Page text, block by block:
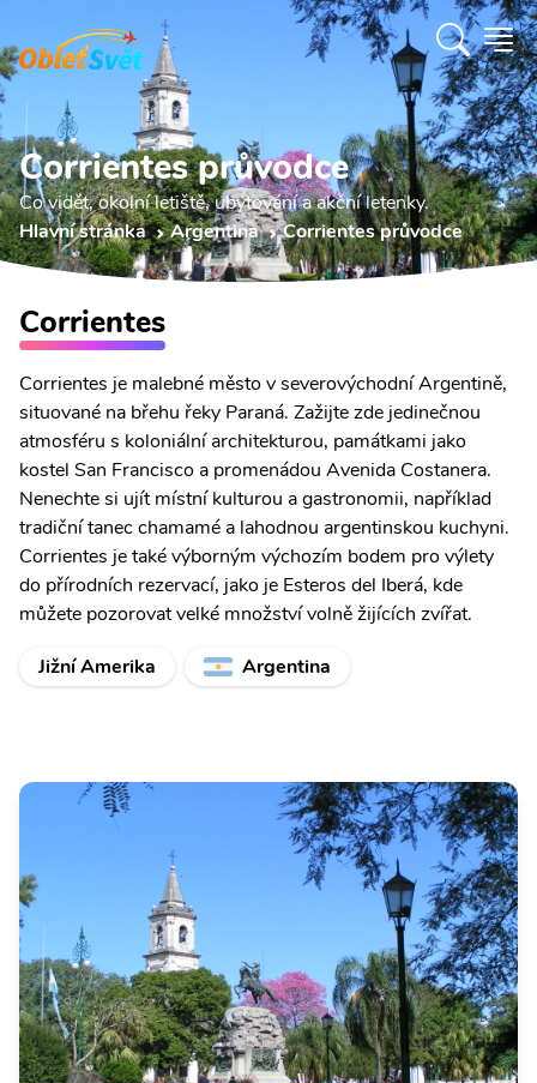
Corrientes průvodce
Co vidět, okolní letiště, ubytování a akční letenky.
Hlavní stránka
Argentina Corrientes průvodce
Corrientes
Corrientes je malebné město v severovýchodní Argentině,
situované na břehu řeky Paraná. Zažijte zde jedinečnou
atmosféru s koloniální architekturou, památkami jako
kostel San Francisco a promenádou Avenida Costanera.
Nenechte si ujít místní kulturou a gastronomii, například
tradiční tanec chamamé a lahodnou argentinskou kuchyni.
Corrientes je také výborným výchozím bodem pro výlety
do přírodních rezervací, jako je Esteros del Iberá, kde
můžete pozorovat velké množství volně žijících zvířat.
Jižní Amerika
Argentina